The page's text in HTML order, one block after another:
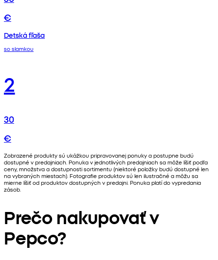
€
Detská fľaša
so slamkou
2
30
€
Zobrazené produkty sú ukážkou pripravovanej ponuky a postupne budú
dostupné v predajniach. Ponuka v jednotlivých predajniach sa môže líšiť podľa
ceny, množstva a dostupnosti sortimentu (niektoré položky budú dostupné len
na vybraných miestach). Fotografie produktov sú len ilustračné a môžu sa
mierne líšiť od produktov dostupných v predajni. Ponuka platí do vypredania
zásob.
Prečo nakupovať v
Pepco?